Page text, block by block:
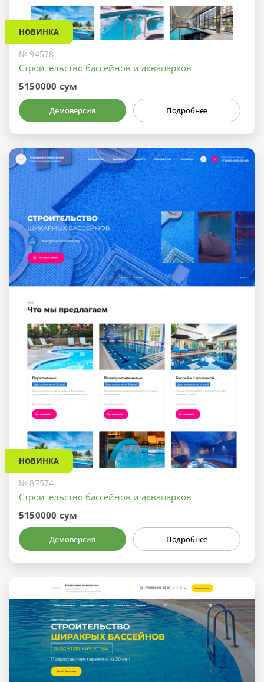
НОВИНКА
№ 94578
Строительство бассейнов и аквапарков
5150000 сум
Демоверсия Подробнее
НОВИНКА
№ 87574
Строительство бассейнов и аквапарков
5150000 сум
Демоверсия Подробнее